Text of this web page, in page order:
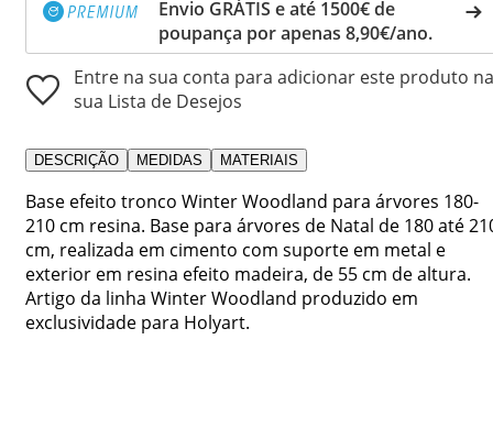
Envio GRÁTIS e até 1500€ de
poupança por apenas 8,90€/ano.
Entre na sua conta para adicionar este produto na
sua Lista de Desejos
DESCRIÇÃO MEDIDAS MATERIAIS
Base efeito tronco Winter Woodland para árvores 180-
210 cm resina. Base para árvores de Natal de 180 até
cm, realizada em cimento com suporte em metal e
exterior em resina efeito madeira, de 55 cm de altura.
Artigo da linha Winter Woodland produzido em
exclusividade para Holyart.